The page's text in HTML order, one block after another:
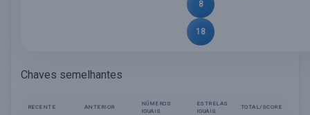
8
18
Chaves semelhantes
RECENTE ANTERIOR
NÚMEROS
IGUAIS
ESTRELAS
IGUAIS
TOTAL/SCORE